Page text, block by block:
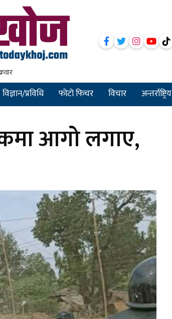
विज्ञान/प्रविधि फोटो फिचर विचार अन्तर्राष्ट्रिय
आगो लगाए,